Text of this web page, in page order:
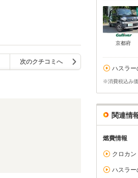
次のクチコミへ
京都府
ハスラー
※消費税込み
関連情
燃費情報
クロカ
ハスラー